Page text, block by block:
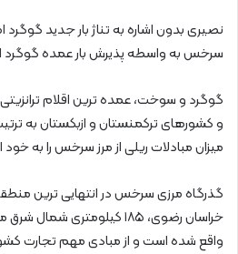
نصیری بدون اشاره به تناژ بار جدید گوگرد
سرخس به واسطه پذیرش بار عمده گوگرد
گوگرد و سوخت، عمده ترین اقلام
میزان مبادلات ریلی از مرز سرخس را به
گذرگاه مرزی سرخس در انتهایی ترین
خراسان رضوی، ۱۸۵
واقع شده است و از مبادی مهم تجارت